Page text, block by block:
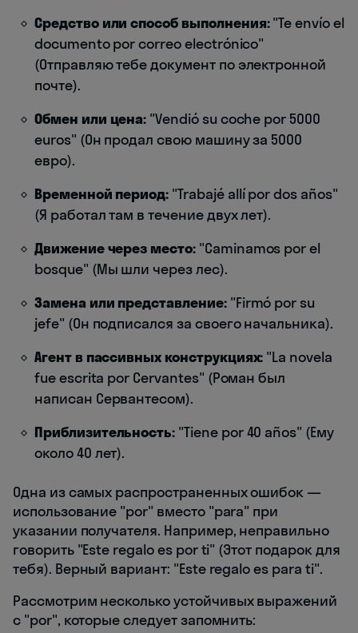
Средство или способ выполнения:"Te envío el
documento por correo electrónico"
(Отправляю тебе документ по электронной
почте).
Обмен или цена: "Vendió su coche por 5000
euros" (Он продал свою машину за 5000
евро).
Временной период: "Trabajé allí por dos años"
(Я работал там в течение двух лет).
Движение через место:"Caminamos por el
bosque" (Мы шли через лес).
Замена или представление:"Firmó por su
jefe" (Он подписался за своего начальника).
Агент в пассивных конструкциях: "La novela
fue escrita por Cervantes" (Роман был
написан Сервантесом).
Приблизительность: "Tiene por 40 años" (Ему
около 40 лет).
Одна из самых распространенных ошибок —
использование "por" вместо "para" при
указании получателя. Например, неправильно
говорить "Este regalo es por ti" (Этот подарок для
тебя). Верный вариант: "Este regalo es para ti".
Рассмотрим несколько устойчивых выражений
с "por", которые следует запомнить: